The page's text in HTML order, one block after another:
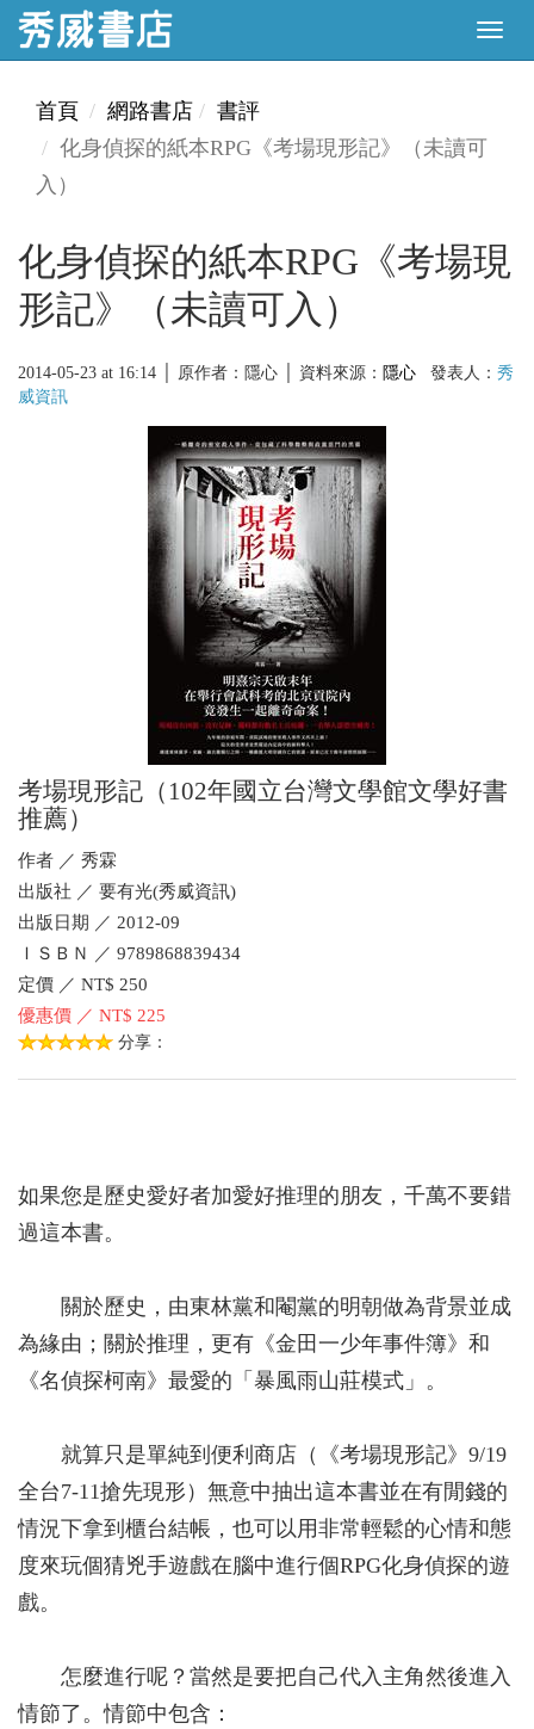
首頁 網路書店
書評
化身偵探的紙本RPG《考場現形記》（未讀可
入）
化身偵探的紙本RPG《考場現
形記》（未讀可入）
2014-05-23 at 16:14 │ 原作者：隱心 │ 資料來源： 隱心 發表人： 秀
威資訊
考場現形記（102年國立台灣文學館文學好書
推薦）
作者 ／ 秀霖
出版社 ／ 要有光(秀威資訊)
出版日期 ／ 2012-09
ＩＳＢＮ ／ 9789868839434
定價 ／ NT$ 250
優惠價 ／ NT$ 225
分享：
如果您是歷史愛好者加愛好推理的朋友，千萬不要錯
過這本書。
關於歷史，由東林黨和閹黨的明朝做為背景並成
為緣由；關於推理，更有《金田一少年事件簿》和
《名偵探柯南》最愛的「暴風雨山莊模式」。
就算只是單純到便利商店（《考場現形記》9/19
全台7-11搶先現形）無意中抽出這本書並在有閒錢的
情況下拿到櫃台結帳，也可以用非常輕鬆的心情和態
度來玩個猜兇手遊戲在腦中進行個RPG化身偵探的遊
戲。
怎麼進行呢？當然是要把自己代入主角然後進入
情節了。情節中包含：